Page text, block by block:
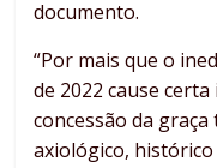
documento.
“Por mais que o
de 2022 cause
concessão da
axiológico,